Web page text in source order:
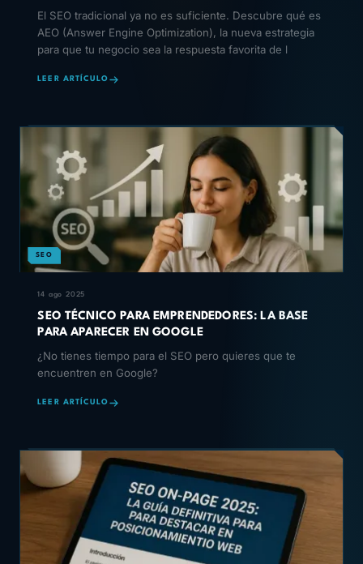
El SEO tradicional ya no es suficiente. Descubre qué es
AEO (Answer Engine Optimization), la nueva estrategia
para que tu negocio sea la respuesta favorita de l
LEER ARTÍCULO
SEO
14 ago 2025
SEO TÉCNICO PARA EMPRENDEDORES: LA BASE
PARA APARECER EN GOOGLE
¿No tienes tiempo para el SEO pero quieres que te
encuentren en Google?
LEER ARTÍCULO